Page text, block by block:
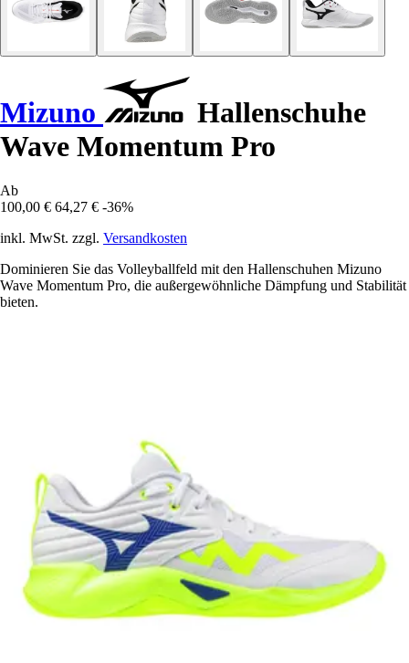
Mizuno
Hallenschuhe
Wave Momentum Pro
Ab
100,00 € 64,27 € -36%
inkl. MwSt. zzgl. Versandkosten
Dominieren Sie das Volleyballfeld mit den Hallenschuhen Mizuno
Wave Momentum Pro, die außergewöhnliche Dämpfung und Stabilität
bieten.